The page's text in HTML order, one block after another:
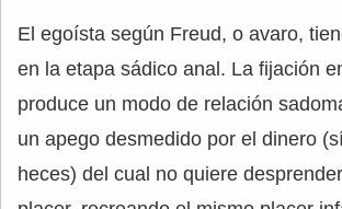
El egoísta según Freud, o avaro,
en la etapa sádico anal. La fijación
produce un modo de relación
un apego desmedido por el dinero
heces) del cual no quiere